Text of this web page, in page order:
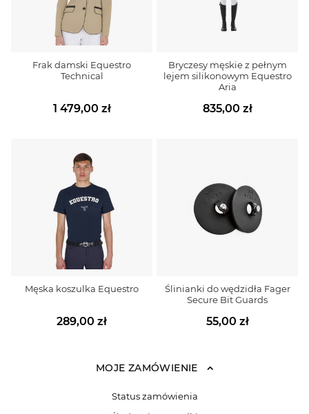
Frak damski Equestro
Technical
1 479,00 zł
Bryczesy męskie z pełnym
lejem silikonowym Equestro
Aria
835,00 zł
Męska koszulka Equestro
289,00 zł
Ślinianki do wędzidła Fager
Secure Bit Guards
55,00 zł
MOJE ZAMÓWIENIE
Status zamówienia